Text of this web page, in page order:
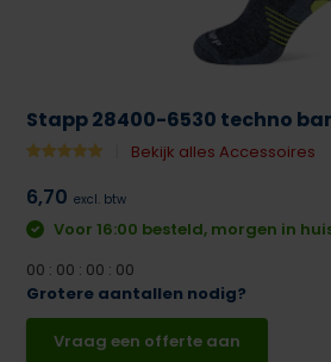
Stapp 28400-6530 techno
Bekijk alles Accessoires
6,70 excl. btw
Voor 16:00 besteld, morgen in
00 : 00 : 00 : 00
Grotere aantallen nodig?
Vraag een offerte aan